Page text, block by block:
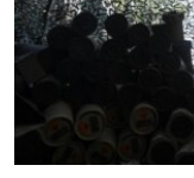
Learning English
СОЦИАЛЬНЫЕ СЕТИ